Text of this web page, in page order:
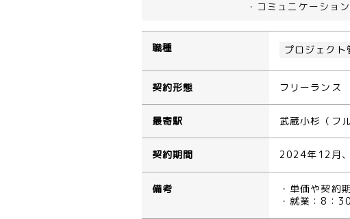
・コミュニケーショ
職種 プロジェクト
契約形態 フリーランス
最寄駅 武蔵小杉（フ
契約期間 2024年12月
備考
・単価や契約
・就業：8：